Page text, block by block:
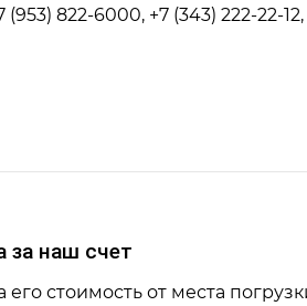
822-6000, +7 (343) 222-22-
за наш счет
стоимость от места